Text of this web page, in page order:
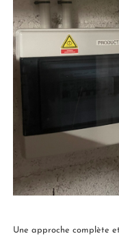
Une approche complète